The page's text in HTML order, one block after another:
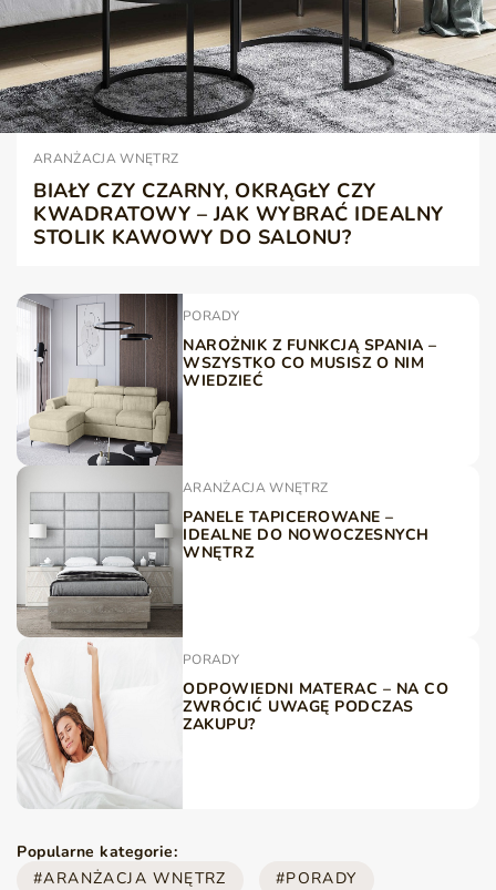
ARANŻACJA WNĘTRZ
BIAŁY CZY CZARNY, OKRĄGŁY CZY
KWADRATOWY – JAK WYBRAĆ IDEALNY
STOLIK KAWOWY DO SALONU?
PORADY
NAROŻNIK Z FUNKCJĄ SPANIA –
WSZYSTKO CO MUSISZ O NIM
WIEDZIEĆ
ARANŻACJA WNĘTRZ
PANELE TAPICEROWANE –
IDEALNE DO NOWOCZESNYCH
WNĘTRZ
PORADY
ODPOWIEDNI MATERAC – NA CO
ZWRÓCIĆ UWAGĘ PODCZAS
ZAKUPU?
Popularne kategorie:
ARANŻACJA WNĘTRZ
PORADY